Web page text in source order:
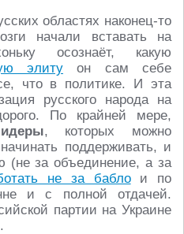
областях наконец-то
начали вставать на
осознаёт, какую
элиту он сам себе
что в политике. И эта
русского народа на
По крайней мере,
, которых можно
поддерживать, и
(не за объединение, а за
не за баблои по
и с полной отдачей.
партии на Украине